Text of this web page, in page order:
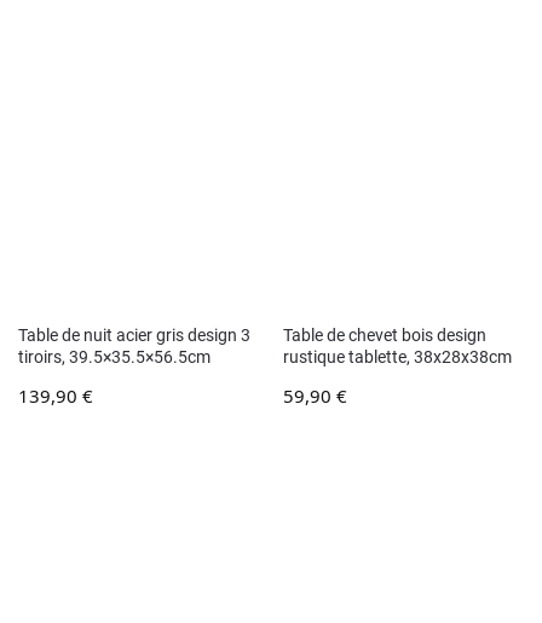
Table de nuit acier gris design 3
tiroirs, 39.5×35.5×56.5cm
139,90 €
Table de chevet bois design
rustique tablette, 38x28x38cm
59,90 €